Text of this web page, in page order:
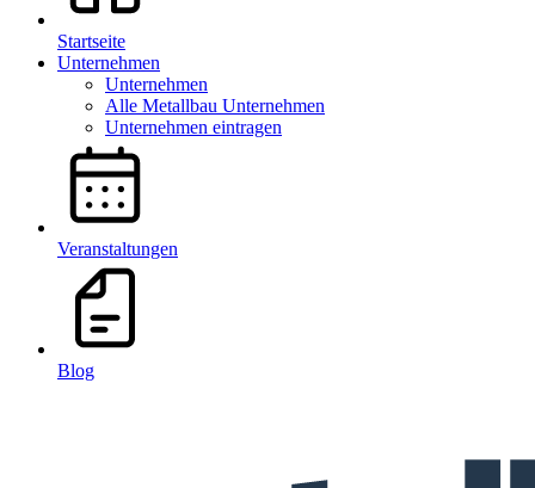
Startseite
Unternehmen
Unternehmen
Alle Metallbau Unternehmen
Unternehmen eintragen
Veranstaltungen
Blog